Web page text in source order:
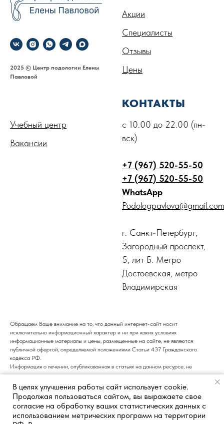
2025 © Центр подологии Елены
Павловой
Акции
Специалисты
Отзывы
Цены
Учебный центр
Вакансии
КОНТАКТЫ
с 10.00 до 22.00 (пн-
вск)
+7 (967) 520-55-50
+7 (967) 520-55-50
WhatsApp
Podologpavlova@gmail.com
г. Санкт-Петербург,
Загородный проспект,
5, лит Б. Метро
Достоевская, метро
Владимирская
Обращаем Ваше внимание на то, что данный интернет-сайт носит
исключительно информационный характер и ни при каких условиях
информационные материалы и цены, размещенные на сайте, не являются
публичной офертой, определяемой положениями Статьи 437 Гражданского
кодекса РФ.
Информация о лечении, опубликованная в статьях на данном ресурсе, не
является подтверждением того, что центр подологии и педикюра оказывает
медицинские услуги. Все медицинские услуги должны предоставляться только
после консультации с врачом. Рекомендуем обращаться к специалистам для
получения профессиональной консультации и назначения соответствующего
лечения.
В целях улучшения работы сайт использует cookie.
Продолжая пользоваться сайтом, вы выражаете свое
согласие на обработку ваших статистических данных с
использованием метрических программ на территории